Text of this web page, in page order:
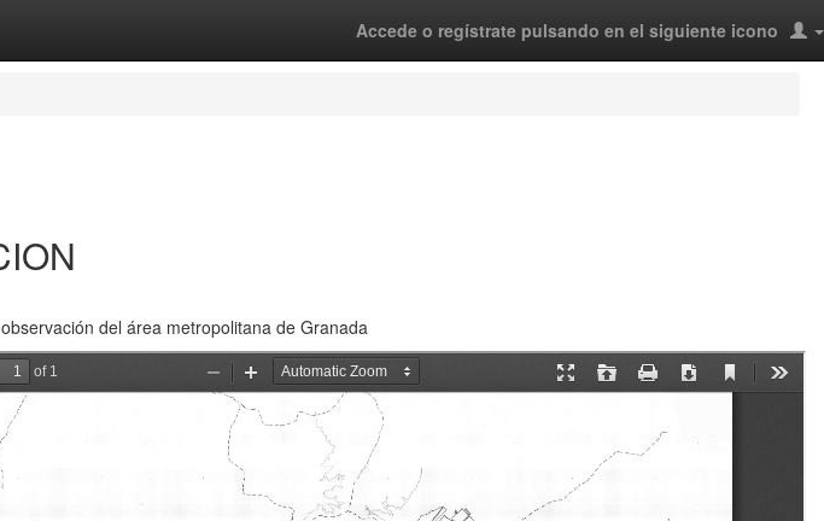
Accede o regístrate pulsando en el siguiente icono
del área metropolitana de Granada